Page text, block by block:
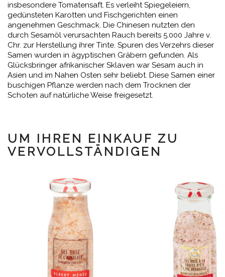
insbesondere Tomatensaft. Es verleiht Spiegeleiern,
gedünsteten Karotten und Fischgerichten einen
angenehmen Geschmack. Die Chinesen nutzten den
durch Sesamöl verursachten Rauch bereits 5.000 Jahre v.
Chr. zur Herstellung ihrer Tinte. Spuren des Verzehrs dieser
Samen wurden in ägyptischen Gräbern gefunden. Als
Glücksbringer afrikanischer Sklaven war Sesam auch in
Asien und im Nahen Osten sehr beliebt. Diese Samen einer
buschigen Pflanze werden nach dem Trocknen der
Schoten auf natürliche Weise freigesetzt.
UM IHREN EINKAUF ZU
VERVOLLSTÄNDIGEN